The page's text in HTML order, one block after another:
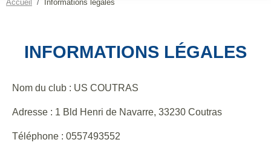
Accueil Informations légales
INFORMATIONS LÉGALES
Nom du club : US COUTRAS
Adresse : 1 Bld Henri de Navarre, 33230 Coutras
Téléphone : 0557493552